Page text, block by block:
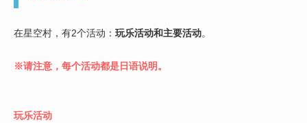
在星空村，有2个活动： 玩乐活动和主要活动。
※请注意，每个活动都是日语说明。
玩乐活动